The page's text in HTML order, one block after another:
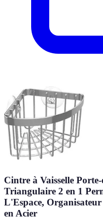
Cintre à Vaisselle
Triangulaire 2 en 1
L'Espace,
en Acier